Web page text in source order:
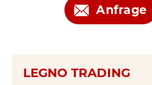
Anfrage
LEGNO TRADING